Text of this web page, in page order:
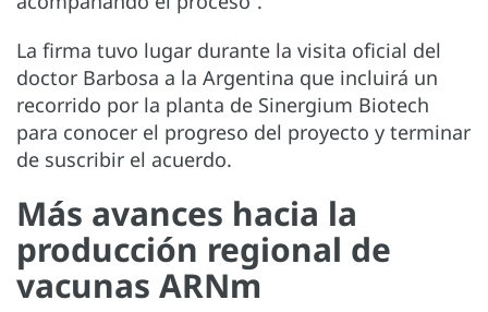
La firma tuvo lugar durante la visita oficial del
doctor Barbosa a la Argentina que incluirá un
recorrido por la planta de Sinergium Biotech
para conocer el progreso del proyecto y terminar
de suscribir el acuerdo.
Más avances hacia la
producción regional de
vacunas ARNm